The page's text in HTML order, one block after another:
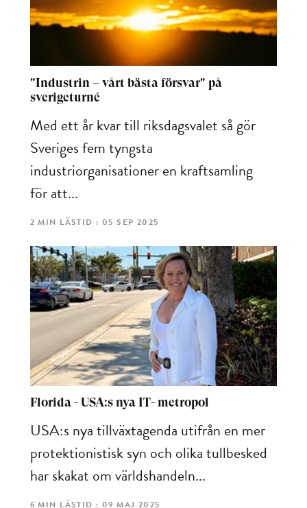
"Industrin – vårt bästa försvar" på
sverigeturné
Med ett år kvar till riksdagsvalet så gör
Sveriges fem tyngsta
industriorganisationer en kraftsamling
för att...
2 MIN LÄSTID : 05 SEP 2025
Florida - USA:s nya IT- metropol
USA:s nya tillväxtagenda utifrån en mer
protektionistisk syn och olika tullbesked
har skakat om världshandeln...
6 MIN LÄSTID : 09 MAJ 2025